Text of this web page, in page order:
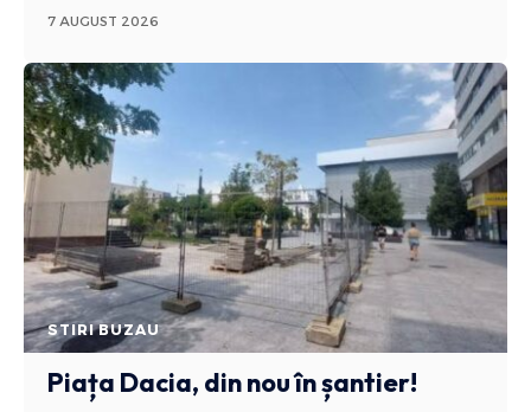
7 AUGUST 2026
STIRI BUZAU
Piața Dacia, din nou în șantier!